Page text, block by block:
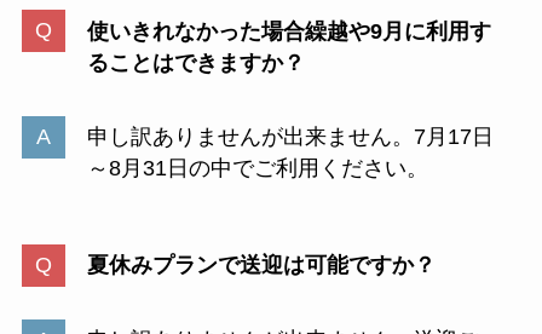
使いきれなかった場合繰越や9月に利用す
ることはできますか？
申し訳ありませんが出来ません。7月17日
～8月31日の中でご利用ください。
夏休みプランで送迎は可能ですか？